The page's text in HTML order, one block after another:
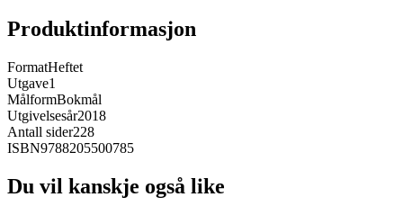
Produktinformasjon
FormatHeftet
Utgave1
MålformBokmål
Utgivelsesår2018
Antall sider228
ISBN9788205500785
Du vil kanskje også like